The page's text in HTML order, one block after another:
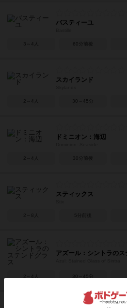
バスティーユ
3～4人 60分前後
スカイランド
2～4人 30～45分
ドミニオン：海辺
2～4人 30分前後
スティックス
2～8人 5分前後
アズール：シントラのス
2～4人 30～45分